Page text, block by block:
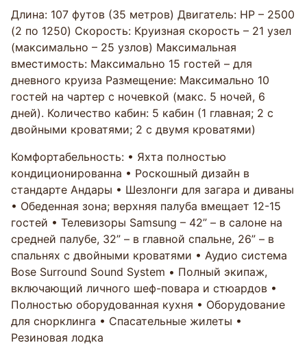
Длина: 107 футов (35 метров) Двигатель: HP – 2500
(2 по 1250) Скорость: Круизная скорость – 21 узел
(максимально – 25 узлов) Максимальная
вместимость: Максимально 15 гостей – для
дневного круиза Размещение: Максимально 10
гостей на чартер с ночевкой (макс. 5 ночей, 6
дней). Количество кабин: 5 кабин (1 главная; 2 с
двойными кроватями; 2 с двумя кроватями)
Комфортабельность: • Яхта полностью
кондиционированна • Роскошный дизайн в
стандарте Андары • Шезлонги для загара и диваны
• Обеденная зона; верхняя палуба вмещает 12-15
гостей • Телевизоры Samsung – 42” – в салоне на
средней палубе, 32” – в главной спальне, 26” – в
спальнях с двойными кроватями • Аудио система
Bose Surround Sound System • Полный экипаж,
включающий личного шеф-повара и стюардов •
Полностью оборудованная кухня • Оборудование
для снорклинга • Спасательные жилеты •
Резиновая лодка